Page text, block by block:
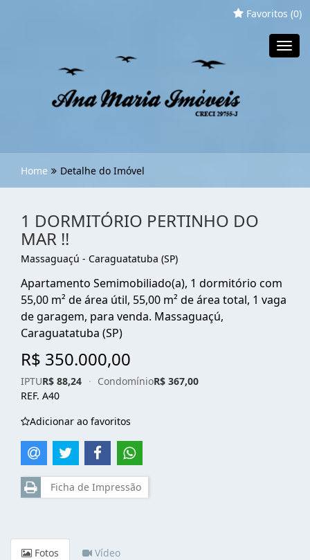
Favoritos (0)
Home Detalhe do Imóvel
1 DORMITÓRIO PERTINHO DO
MAR !!
Massaguaçú - Caraguatatuba (SP)
Apartamento Semimobiliado(a), 1 dormitório com
55,00 m² de área útil, 55,00 m² de área total, 1 vaga
de garagem, para venda. Massaguaçú,
Caraguatatuba (SP)
R$ 350.000,00
IPTUR$ 88,24 · CondomínioR$ 367,00
REF. A40
Adicionar ao favoritos
Ficha de Impressão
Fotos Vídeo